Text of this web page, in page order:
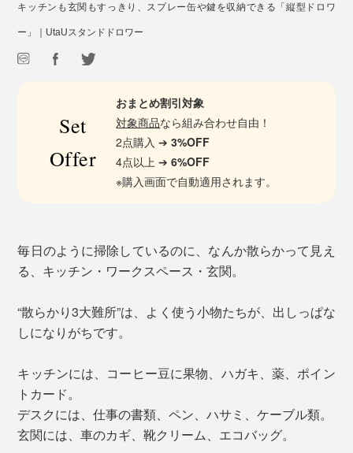
キッチンも玄関もすっきり、スプレー缶や鍵を収納できる「縦型ドロワ
ー」｜UtaUスタンドドロワー
Set
Offer
おまとめ割引対象
対象商品なら組み合わせ自由！
2点購入 ➔3%OFF
4点以上 ➔6%OFF
※購入画面で自動適用されます。
毎日のように掃除しているのに、なんか散らかって見え
る、キッチン・ワークスペース・玄関。
“散らかり3大難所”は、よく使う小物たちが、出しっぱな
しになりがちです。
キッチンには、コーヒー豆に果物、ハガキ、薬、ポイン
トカード。
デスクには、仕事の書類、ペン、ハサミ、ケーブル類。
玄関には、車のカギ、靴クリーム、エコバッグ。